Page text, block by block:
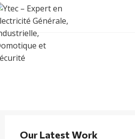
Our Latest Work